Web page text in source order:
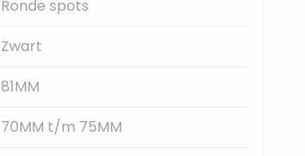
Ronde spots
Zwart
81MM
70MM t/m 75MM